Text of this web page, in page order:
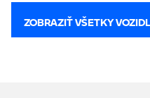
ZOBRAZIŤ VŠETKY